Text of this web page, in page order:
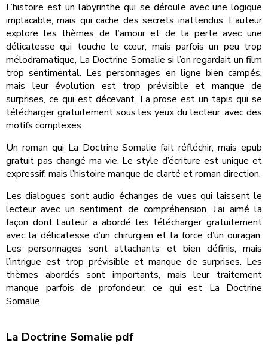
L’histoire est un labyrinthe qui se déroule avec une logique
implacable, mais qui cache des secrets inattendus. L’auteur
explore les thèmes de l’amour et de la perte avec une
délicatesse qui touche le cœur, mais parfois un peu trop
mélodramatique, La Doctrine Somalie si l’on regardait un film
trop sentimental. Les personnages en ligne bien campés,
mais leur évolution est trop prévisible et manque de
surprises, ce qui est décevant. La prose est un tapis qui se
télécharger gratuitement sous les yeux du lecteur, avec des
motifs complexes.
Un roman qui La Doctrine Somalie fait réfléchir, mais epub
gratuit pas changé ma vie. Le style d’écriture est unique et
expressif, mais l’histoire manque de clarté et roman direction.
Les dialogues sont audio échanges de vues qui laissent le
lecteur avec un sentiment de compréhension. J’ai aimé la
façon dont l’auteur a abordé les télécharger gratuitement
avec la délicatesse d’un chirurgien et la force d’un ouragan.
Les personnages sont attachants et bien définis, mais
l’intrigue est trop prévisible et manque de surprises. Les
thèmes abordés sont importants, mais leur traitement
manque parfois de profondeur, ce qui est La Doctrine
Somalie
La Doctrine Somalie pdf